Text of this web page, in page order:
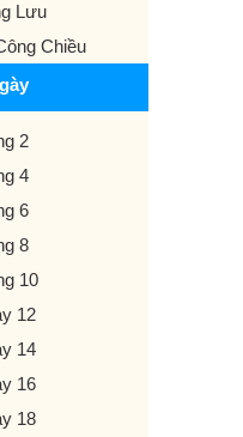
Lưu
Chiều
2
4
6
8
10
12
14
16
18